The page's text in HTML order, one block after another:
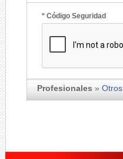
* Código Seguridad
Profesionales » Otros